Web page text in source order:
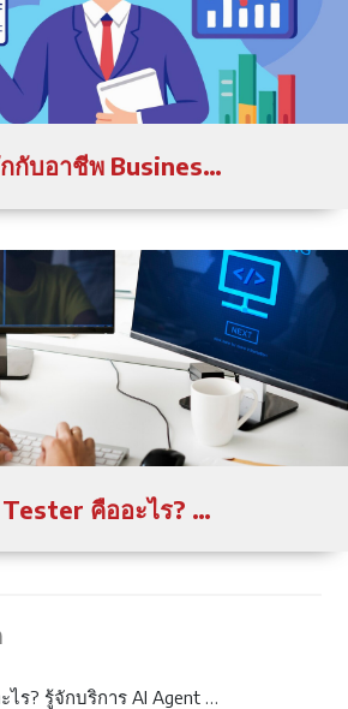
ทำความรู้จักกับอาชีพ Business Analyst (BA) นักวิเคราะห์ธุรกิจ
Software Tester คืออะไร? ทำความรู้จักกับอาชีพ ผู้ทดสอบระบบซอฟต์แวร์
Gemini Spark คืออะไร? รู้จักบริการ AI Agent จาก Google